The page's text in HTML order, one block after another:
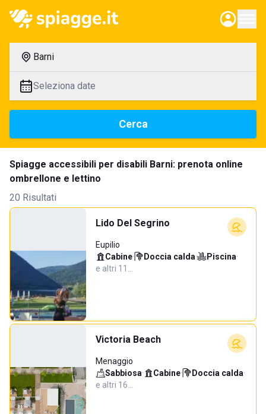
Barni
Seleziona date
Cerca
Spiagge accessibili per disabili Barni: prenota online
ombrellone e lettino
20 Risultati
Lido Del Segrino
Eupilio
Cabine· Doccia calda· Piscina·
e altri 11…
Victoria Beach
Menaggio
Sabbiosa· Cabine· Doccia calda·
e altri 16…